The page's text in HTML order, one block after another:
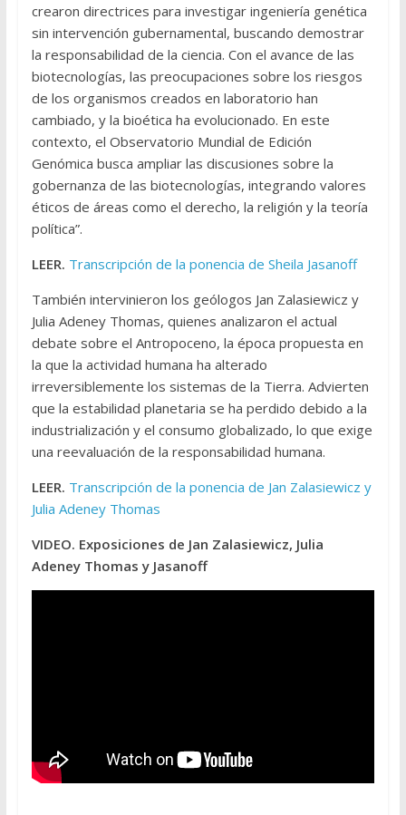
crearon directrices para investigar ingeniería genética
sin intervención gubernamental, buscando demostrar
la responsabilidad de la ciencia. Con el avance de las
biotecnologías, las preocupaciones sobre los riesgos
de los organismos creados en laboratorio han
cambiado, y la bioética ha evolucionado. En este
contexto, el Observatorio Mundial de Edición
Genómica busca ampliar las discusiones sobre la
gobernanza de las biotecnologías, integrando valores
éticos de áreas como el derecho, la religión y la teoría
política”.
LEER. Transcripción de la ponencia de Sheila Jasanoff
También intervinieron los geólogos Jan Zalasiewicz y
Julia Adeney Thomas, quienes analizaron el actual
debate sobre el Antropoceno, la época propuesta en
la que la actividad humana ha alterado
irreversiblemente los sistemas de la Tierra. Advierten
que la estabilidad planetaria se ha perdido debido a la
industrialización y el consumo globalizado, lo que exige
una reevaluación de la responsabilidad humana.
LEER. Transcripción de la ponencia de Jan Zalasiewicz y
Julia Adeney Thomas
VIDEO. Exposiciones de Jan Zalasiewicz, Julia
Adeney Thomas y Jasanoff